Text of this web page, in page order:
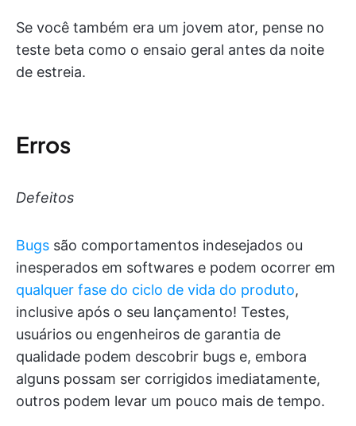
Se você também era um jovem ator, pense no
teste beta como o ensaio geral antes da noite
de estreia.
Erros
Defeitos
Bugs são comportamentos indesejados ou
inesperados em softwares e podem ocorrer em
qualquer fase do ciclo de vida do produto,
inclusive após o seu lançamento! Testes,
usuários ou engenheiros de garantia de
qualidade podem descobrir bugs e, embora
alguns possam ser corrigidos imediatamente,
outros podem levar um pouco mais de tempo.